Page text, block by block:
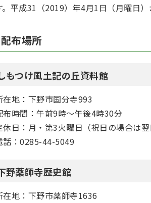
。平成31（2019）年4月1日（月曜日
配布場所
もつけ風土記の丘資料館
在地：下野市国分寺993
布時間：午前9時～午後4時30分
休日：月・第3火曜日（祝日の場合は
話：0285-44-5049
野薬師寺歴史館
在地：下野市薬師寺1636